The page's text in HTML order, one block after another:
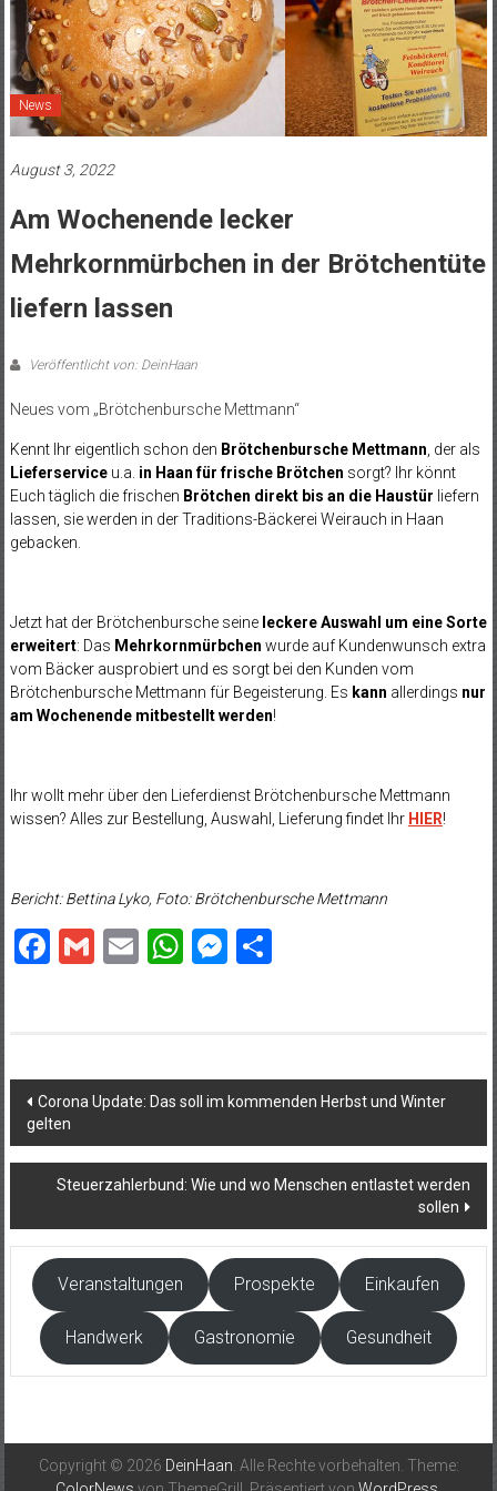
News
August 3, 2022
Am Wochenende lecker
Mehrkornmürbchen in der Brötchentüte
liefern lassen
Veröffentlicht von: DeinHaan
Neues vom „Brötchenbursche Mettmann“
Kennt Ihr eigentlich schon den Brötchenbursche Mettmann , der als
Lieferserviceu.a. in Haan für frische Brötchen sorgt? Ihr könnt
Euch täglich die frischen Brötchen direkt bis an die Haustür liefern
lassen, sie werden in der Traditions-Bäckerei Weirauch in Haan
gebacken.
Jetzt hat der Brötchenbursche seine leckere Auswahl um eine Sorte
erweitert: Das Mehrkornmürbchen wurde auf Kundenwunsch extra
vom Bäcker ausprobiert und es sorgt bei den Kunden vom
Brötchenbursche Mettmann für Begeisterung. Es kann allerdings nur
am Wochenende mitbestellt werden!
Ihr wollt mehr über den Lieferdienst Brötchenbursche Mettmann
wissen? Alles zur Bestellung, Auswahl, Lieferung findet Ihr HIER!
Bericht: Bettina Lyko, Foto: Brötchenbursche Mettmann
Facebook
Gmail
EmailWhatsApp
Messenger
Teilen
Beitragsnavigation
Corona Update: Das soll im kommenden Herbst und Winter
gelten
Steuerzahlerbund: Wie und wo Menschen entlastet werden
sollen
Veranstaltungen Prospekte Einkaufen
Handwerk Gastronomie Gesundheit
Copyright © 2026 DeinHaan . Alle Rechte vorbehalten. Theme: